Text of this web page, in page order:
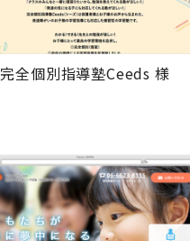
完全個別指導塾Ceeds 様